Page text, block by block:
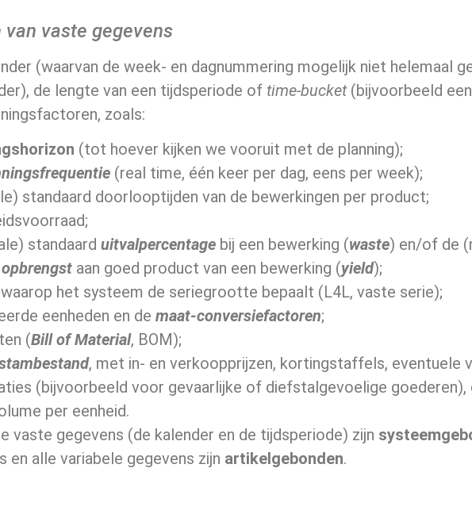
van vaste gegevens
(waarvan de week- en dagnummering mogelijk niet helemaal
de lengte van een tijdsperiode oftime-bucket(bijvoorbeeld
zoals:
(tot hoever kijken we vooruit met de planning);
(real time, één keer per dag, eens per week);
standaard doorlooptijden van de bewerkingen per product;
standaarduitvalpercentage bij een bewerking (waste) en/of de
opbrengst aan goed product van een bewerking (yield);
het systeem de seriegrootte bepaalt (L4L, vaste serie);
eenheden en demaat-conversiefactoren;
(Bill of Material, BOM);
, met in- en verkoopprijzen, kortingstaffels, eventuele
(bijvoorbeeld voor gevaarlijke of diefstalgevoelige goederen),
per eenheid.
vaste gegevens (de kalender en de tijdsperiode) zijn
en alle varia­bele gegevens zijn artikelgebon­den.